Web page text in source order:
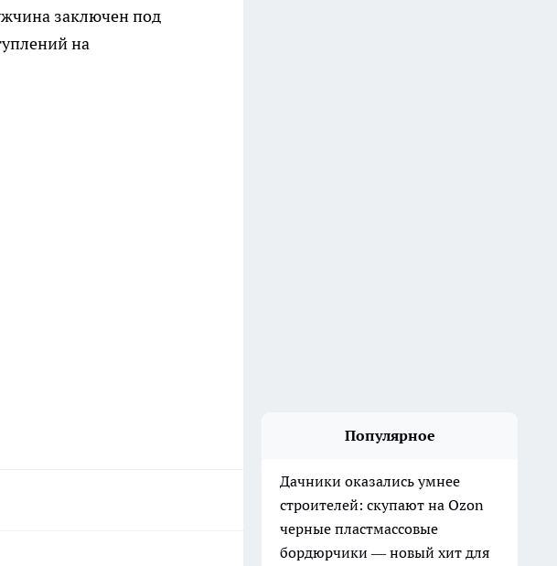
заключен под
на
Популярное
Дачники оказались умнее
строителей: скупают на Ozon
черные пластмассовые
бордюрчики — новый хит для